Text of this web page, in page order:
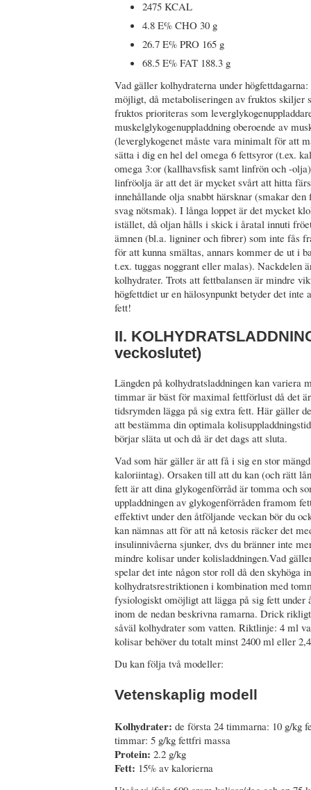
2475 KCAL
4.8 E% CHO 30 g
26.7 E% PRO 165 g
68.5 E% FAT 188.3 g
Vad gäller kolhydraterna under
möjligt, då metaboliseringen av fruktos skiljer
fruktos prioriteras som
muskelglykogenuppladdning oberoende av
(leverglykogenet måste vara minimalt för att
sätta i dig en hel del omega 6 fettsyror (t.ex.
omega 3:or (kallhavsfisk samt linfrön och -
linfröolja är att det är mycket svårt att hitta
innehållande olja snabbt härsknar (smakar
svag nötsmak). I långa loppet är det mycket
istället, då oljan hålls i skick i åratal innuti
ämnen (bl.a. ligniner och fibrer) som inte fås
för att kunna smältas, annars kommer de ut i
t.ex. tuggas noggrant eller malas). Nackdelen
kolhydrater. Trots att fettbalansen är mindre
högfettdiet ur en hälosynpunkt betyder det
fett!
II.
veckoslutet)
Längden på kolhydratsladdningen kan variera
timmar är bäst för maximal fettförlust då det
tidsrymden lägga på sig extra fett. Här gäller
att bestämma din optimala
börjar släta ut och då är det dags att sluta.
Vad som här gäller är att få i sig en stor
kaloriintag). Orsaken till att du kan (och rätt
fett är att dina glykogenförråd är tomma och
uppladdningen av glykogenförråden framom
effektivt under den åtföljande veckan bör du
kan nämnas att för att nå ketosis räcker det
insulinnivåerna sjunker, dvs du bränner inte
mindre kolisar under kolisladdningen.Vad
spelar det inte någon stor roll då den skyhöga
kolhydratsrestriktionen i kombination med
fysiologiskt omöjligt att lägga på sig fett under
inom de nedan beskrivna ramarna. Drick
såväl kolhydrater som vatten. Riktlinje: 4 ml
kolisar behöver du totalt minst 2400 ml eller
Du kan följa två modeller:
Vetenskaplig modell
Kolhydrater: de första 24 timmarna: 10 g/kg
timmar: 5 g/kg fettfri massa
Protein: 2.2 g/kg
Fett: 15% av kalorierna